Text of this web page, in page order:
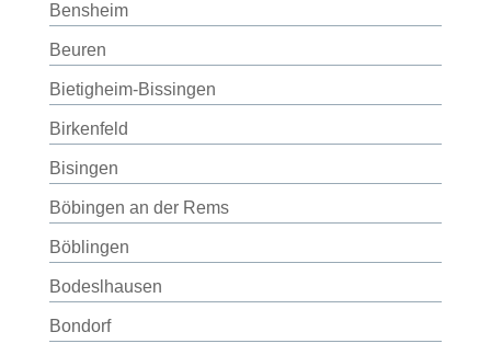
Bensheim
Beuren
Bietigheim-Bissingen
Birkenfeld
Bisingen
Böbingen an der Rems
Böblingen
Bodeslhausen
Bondorf